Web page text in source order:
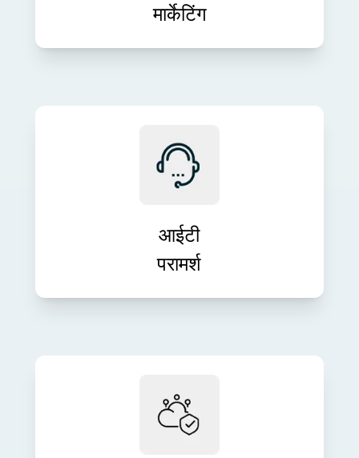
मार्केटिंग
आईटी
परामर्श
अपने व्यावसायिक लक्ष्यों के साथ तकनीक को
संरेखित करने के लिए विशेषज्ञ आईटी मार्गदर्शन
और दीर्घकालिक विकास को बढ़ावा देती हैं।
आत्मविश्वास के साथ क्लाउड इन्फ्रास्ट्रक्चर